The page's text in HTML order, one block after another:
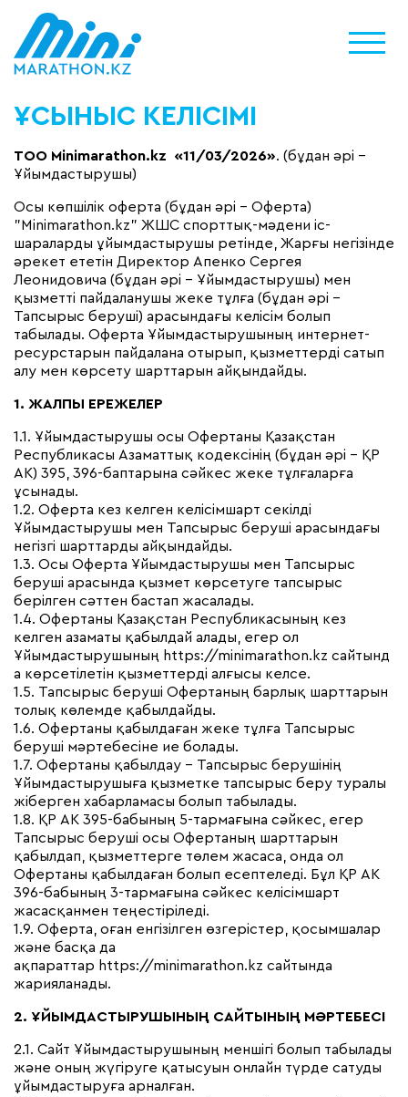
ҰСЫНЫС КЕЛІСІМІ
ТОО Minimarathon.kz «11/03/2026». (бұдан әрі –
Ұйымдастырушы)
Осы көпшілік оферта (бұдан әрі – Оферта)
"Minimarathon.kz" ЖШС спорттық-мәдени іс-
шараларды ұйымдастырушы ретінде, Жарғы негізінде
әрекет ететін Директор Апенко Сергея
Леонидовича (бұдан әрі – Ұйымдастырушы) мен
қызметті пайдаланушы жеке тұлға (бұдан әрі –
Тапсырыс беруші) арасындағы келісім болып
табылады. Оферта Ұйымдастырушының интернет-
ресурстарын пайдалана отырып, қызметтерді сатып
алу мен көрсету шарттарын айқындайды.
1. ЖАЛПЫ ЕРЕЖЕЛЕР
1.1. Ұйымдастырушы осы Офертаны Қазақстан
Республикасы Азаматтық кодексінің (бұдан әрі – ҚР
АК) 395, 396-баптарына сәйкес жеке тұлғаларға
ұсынады.
1.2. Оферта кез келген келісімшарт секілді
Ұйымдастырушы мен Тапсырыс беруші арасындағы
негізгі шарттарды айқындайды.
1.3. Осы Оферта Ұйымдастырушы мен Тапсырыс
беруші арасында қызмет көрсетуге тапсырыс
берілген сәттен бастап жасалады.
1.4. Офертаны Қазақстан Республикасының кез
келген азаматы қабылдай алады, егер ол
Ұйымдастырушының https://minimarathon.kz сайтынд
а көрсетілетін қызметтерді алғысы келсе.
1.5. Тапсырыс беруші Офертаның барлық шарттарын
толық көлемде қабылдайды.
1.6. Офертаны қабылдаған жеке тұлға Тапсырыс
беруші мәртебесіне ие болады.
1.7. Офертаны қабылдау – Тапсырыс берушінің
Ұйымдастырушыға қызметке тапсырыс беру туралы
жіберген хабарламасы болып табылады.
1.8. ҚР АК 395-бабының 5-тармағына сәйкес, егер
Тапсырыс беруші осы Офертаның шарттарын
қабылдап, қызметтерге төлем жасаса, онда ол
Офертаны қабылдаған болып есептеледі. Бұл ҚР АК
396-бабының 3-тармағына сәйкес келісімшарт
жасасқанмен теңестіріледі.
1.9. Оферта, оған енгізілген өзгерістер, қосымшалар
және басқа да
ақпараттар https://minimarathon.kz сайтында
жарияланады.
2. ҰЙЫМДАСТЫРУШЫНЫҢ САЙТЫНЫҢ МӘРТЕБЕСІ
2.1. Сайт Ұйымдастырушының меншігі болып табылады
және оның жүгіруге қатысуын онлайн түрде сатуды
ұйымдастыруға арналған.